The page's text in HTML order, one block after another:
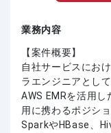
業務内容
【案件概要】
自社サービスにお
ラエンジニアとし
AWS EMRを活用
用に携わるポジショ
SparkやHBase、